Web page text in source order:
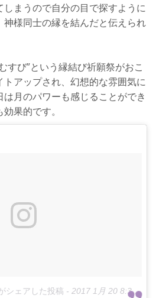
しまうので自分の目で探すように
神様同士の縁を結んだと伝えられ
すび”という縁結び祈願祭がおこ
アップされ、幻想的な雰囲気に
月のパワーも感じることができ
果的です。
シェアした投稿 - 2017 1月 20 8:31午後 PST